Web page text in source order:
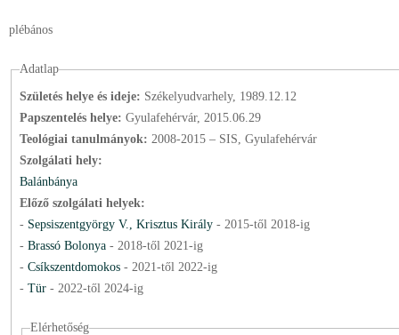
plébános
Adatlap
Születés helye és ideje: Székelyudvarhely, 1989.12.12
Papszentelés helye: Gyulafehérvár, 2015.06.29
Teológiai tanulmányok: 2008-2015 – SIS, Gyulafehérvár
Szolgálati hely:
Balánbánya
Előző szolgálati helyek:
- Sepsiszentgyörgy V., Krisztus Király- 2015-től 2018-ig
- Brassó Bolonya- 2018-től 2021-ig
- Csíkszentdomokos - 2021-től 2022-ig
- Tür- 2022-től 2024-ig
Elérhetőség